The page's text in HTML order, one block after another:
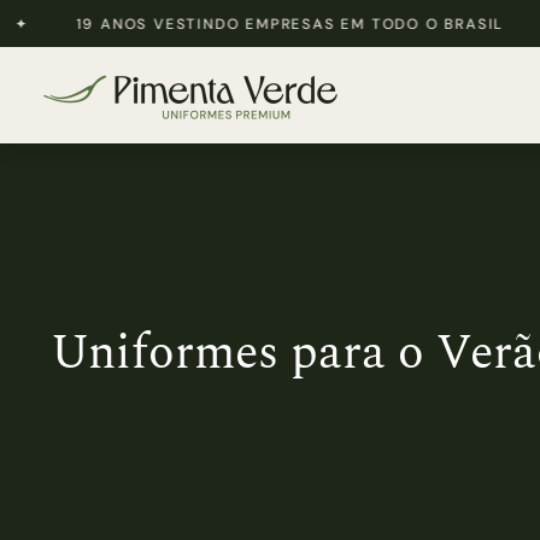
✦ 19 ANOS VESTINDO EMPRESAS EM TODO
Uniformes para o